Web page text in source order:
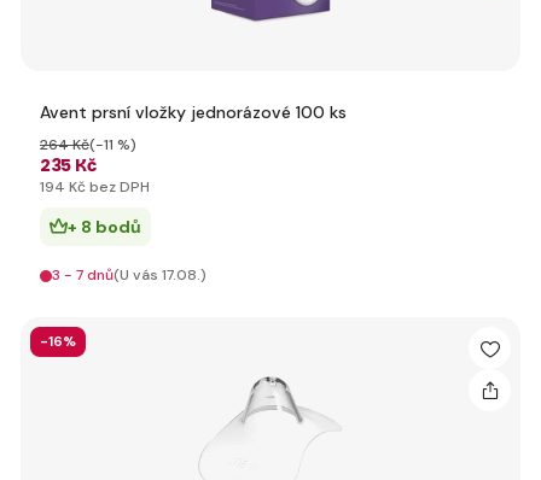
Avent prsní vložky jednorázové 100 ks
235 Kč
264 Kč(-11 %)
194 Kč bez DPH
+ 8 bodů
3 - 7 dnů(U vás 17.08.)
-16%